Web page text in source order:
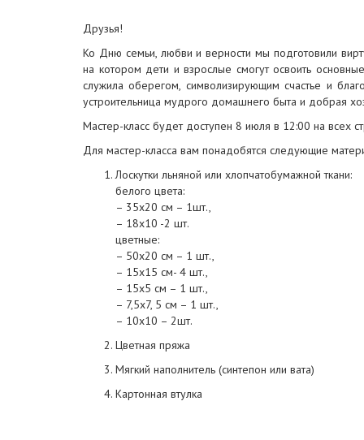
Друзья!
Ко Дню семьи, любви и верности мы подготовили
на котором дети и взрослые смогут освоить
служила оберегом, символизирующим счастье и
устроительница мудрого домашнего быта и добрая
Мастер-класс будет доступен 8 июля в 12:00 на всех
Для мастер-класса вам понадобятся следующие
Лоскутки льняной или хлопчатобумажной ткани:
белого цвета:
– 35х20 см – 1шт.,
– 18х10 -2 шт.
цветные:
– 50х20 см – 1 шт.,
– 15х15 см- 4 шт.,
– 15х5 см – 1 шт.,
– 7,5х7, 5 см – 1 шт.,
– 10х10 – 2шт.
Цветная пряжа
Мягкий наполнитель (синтепон или вата)
Картонная втулка